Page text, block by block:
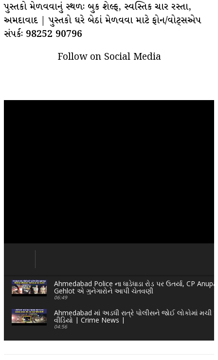
પુસ્તકો મેળવવાનું સ્થળઃ બુક શેલ્ફ, સ્વસ્તિક ચાર રસ્તા,
અમદાવાદ | પુસ્તકો ઘરે બેઠાં મેળવવા માટે ફોન/વોટ્સએપ
સંપર્કઃ 98252 90796
Follow on Social Media
Ahmedabad Police ના ધાડેધાડા રોડ પર ઉતર્યા, CP
Gehlot એ ગુનેગારોને આપી ચેતવણી
06:49
Ahmedabad માં અડધી રાત્રે પોલીસને જોઈ લોકોમાં
વીડિયો | Crime News |
04:56